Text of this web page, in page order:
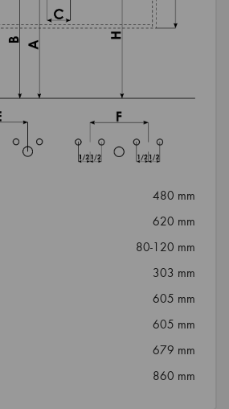
480 mm
620 mm
80-120 mm
303 mm
605 mm
605 mm
679 mm
860 mm